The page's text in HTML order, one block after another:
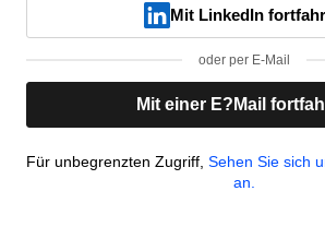
Mit LinkedIn
oder per E-Mail
Mit einer E?Mail
Für unbegrenzten Zugriff, Sehen Sie sich
an.